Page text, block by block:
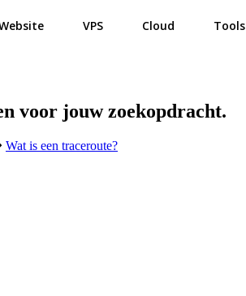
VPS Cloud Tools
voor jouw zoekopdracht.
Wat is een traceroute?